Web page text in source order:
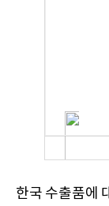
한국 수출품에